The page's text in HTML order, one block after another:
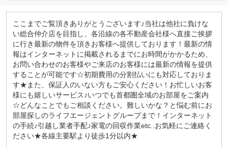
ここまでご覧頂きありがとうございます♪当社は他社に負けな
い総合仲介店を目指し、各沿線の各不動産会社様へ直接ご挨拶
に行き最新の物件を頂きお客様へ提供しております！最新の情
報はインターネットに掲載されるまでにお時間がかかるため、
お問い合わせのお客様やご来店のお客様には最新の情報を提供
することが可能です☆初期費用の分割払いにも対応しておりま
す★また、保証人のいない方もご安心ください！お忙しいお客
様にも嬉しいサービス♪いつでも首都圏全域のお部屋をご案内
☆どんなことでもご相談ください。難しいかな？と悩む前にお
部屋探しのライフエージェントグループまで！インターネット
の手続♪引越し業者手配♪家電の回収作業etc..お気軽にご連絡く
ださい★各線主要駅より徒歩1分以内★